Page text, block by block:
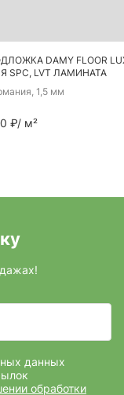
DAMY FLOOR
SPC, LVT ЛАМИНАТА
, 1,5 мм
₽/ м²
данных
обработки